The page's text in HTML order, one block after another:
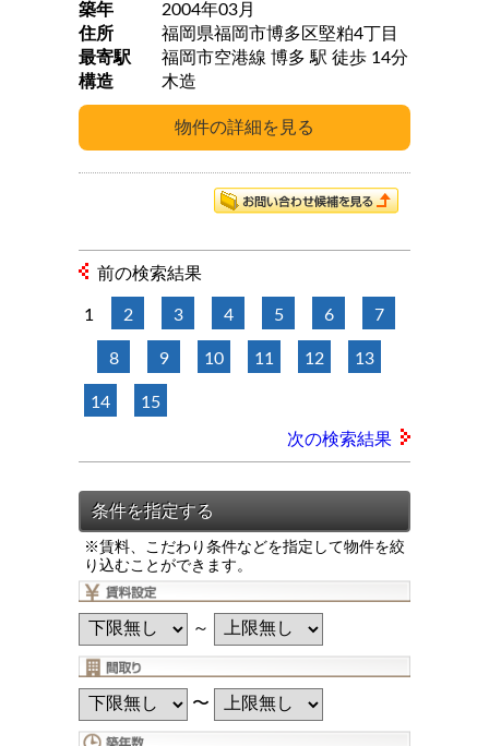
築年
2004年03月
住所
福岡県福岡市博多区堅粕4丁目
最寄駅
福岡市空港線 博多 駅 徒歩 14分
構造
木造
前の検索結果
1 2 3 4 5 6 7
8 9 10 11 12 13
14 15
次の検索結果
※賃料、こだわり条件などを指定して物件を絞
り込むことができます。
～
〜